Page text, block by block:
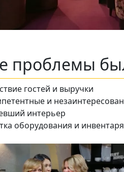
проблемы
гостей и выручки
и
интерьер
оборудования и